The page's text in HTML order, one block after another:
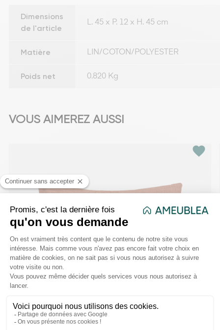
Dimensions
de l'article
L. 45 x P. 12 x H. 45 cm
Matière LIN/COTON/POLYESTER
Poids net 0.820 Kg
VOUS AIMEREZ AUSSI
favorite